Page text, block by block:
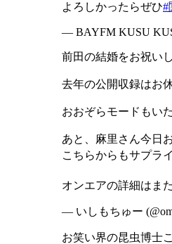
よろしかったらぜひ#
— BAYFM KUSU
前田の結婚をお祝い
去年の公開収録はお
おおぞらモードもい
あと、麻里さん今日
こちらからもサプラ
オンエアの詳細はま
— いしもちゅー
お笑い界の昆虫博士